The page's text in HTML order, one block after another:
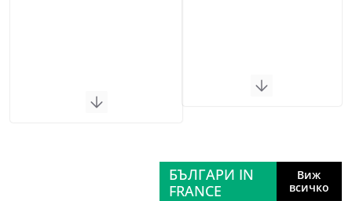
БЪЛГАРИ IN
FRANCE
Виж
всичко